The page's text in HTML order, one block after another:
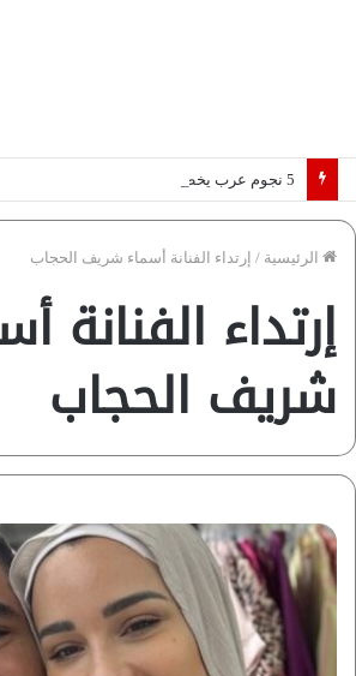
الرئيسية / إرتداء الفنانة أسماء شريف الحجاب
إرتداء الفنانة
شريف الحجاب